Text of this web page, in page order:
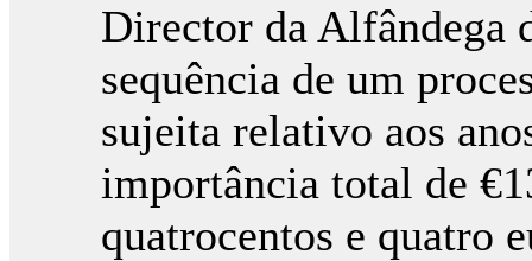
Director da Alfândega
sequência de um
sujeita relativo aos
importância total de
quatrocentos e quatro